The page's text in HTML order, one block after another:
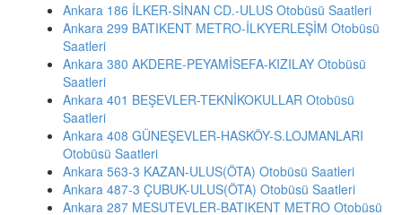
Ankara 186 İLKER-SİNAN CD.-ULUS Otobüsü Saatleri
Ankara 299 BATIKENT METRO-İLKYERLEŞİM Otobüsü
Saatleri
Ankara 380 AKDERE-PEYAMİSEFA-KIZILAY Otobüsü
Saatleri
Ankara 401 BEŞEVLER-TEKNİKOKULLAR Otobüsü
Saatleri
Ankara 408 GÜNEŞEVLER-HASKÖY-S.LOJMANLARI
Otobüsü Saatleri
Ankara 563-3 KAZAN-ULUS(ÖTA) Otobüsü Saatleri
Ankara 487-3 ÇUBUK-ULUS(ÖTA) Otobüsü Saatleri
Ankara 287 MESUTEVLER-BATIKENT METRO Otobüsü